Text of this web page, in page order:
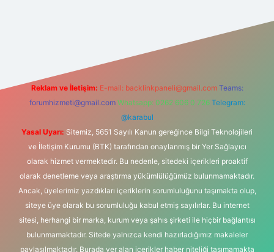
Reklam ve İletişim: E-mail: backlinkpaneli@gmail.com Teams:
forumhizmeti@gmail.com Whatsapp: 0262 606 0 726 Telegram:
@karabul
Yasal Uyarı: Sitemiz, 5651 Sayılı Kanun gereğince Bilgi Teknolojileri
ve İletişim Kurumu (BTK) tarafından onaylanmış bir Yer Sağlayıcı
olarak hizmet vermektedir. Bu nedenle, sitedeki içerikleri proaktif
olarak denetleme veya araştırma yükümlülüğümüz bulunmamaktadır.
Ancak, üyelerimiz yazdıkları içeriklerin sorumluluğunu taşımakta olup,
siteye üye olarak bu sorumluluğu kabul etmiş sayılırlar. Bu internet
sitesi, herhangi bir marka, kurum veya şahıs şirketi ile hiçbir bağlantısı
bulunmamaktadır. Sitede yalnızca kendi hazırladığımız makaleler
paylaşılmaktadır. Burada yer alan içerikler haber niteliği taşımamakta